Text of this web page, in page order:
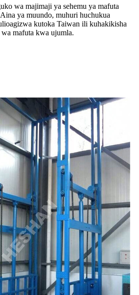
wa majimaji ya sehemu ya mafuta
ya muundo, muhuri huchukua
kutoka Taiwan ili kuhakikisha
mafuta kwa ujumla.